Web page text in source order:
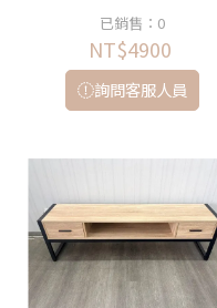
已銷售：0
NT$4900
詢問客服人員